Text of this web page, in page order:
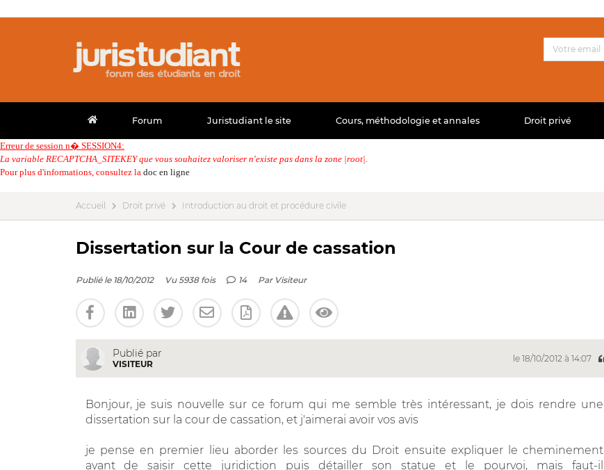
Forum Juristudiant le site Cours, méthodologie et annales Droit privé
Erreur de session n� SESSION4:
La variable RECAPTCHA_SITEKEY que vous souhaitez valoriser n'existe pas dans la zone |root|.
Pour plus d'informations, consultez la doc en ligne
Accueil Droit privé Introduction au droit et procédure civile
Dissertation sur la Cour de cassation
Publié le 18/10/2012 Vu 5938 fois 14 Par Visiteur
Publié par
VISITEUR
le 18/10/2012 à 14:07
Bonjour, je suis nouvelle sur ce forum qui me semble très intéressant, je dois rendre une
dissertation sur la cour de cassation, et j'aimerai avoir vos avis
je pense en premier lieu aborder les sources du Droit ensuite expliquer le cheminement
avant de saisir cette juridiction puis détailler son statue et le pourvoi, mais faut-il